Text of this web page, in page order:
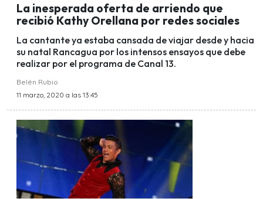
La inesperada oferta de arriendo que
recibió Kathy Orellana por redes sociales
La cantante ya estaba cansada de viajar desde y hacia
su natal Rancagua por los intensos ensayos que debe
realizar por el programa de Canal 13.
Belén Rubio
11 marzo, 2020 a las 13:45